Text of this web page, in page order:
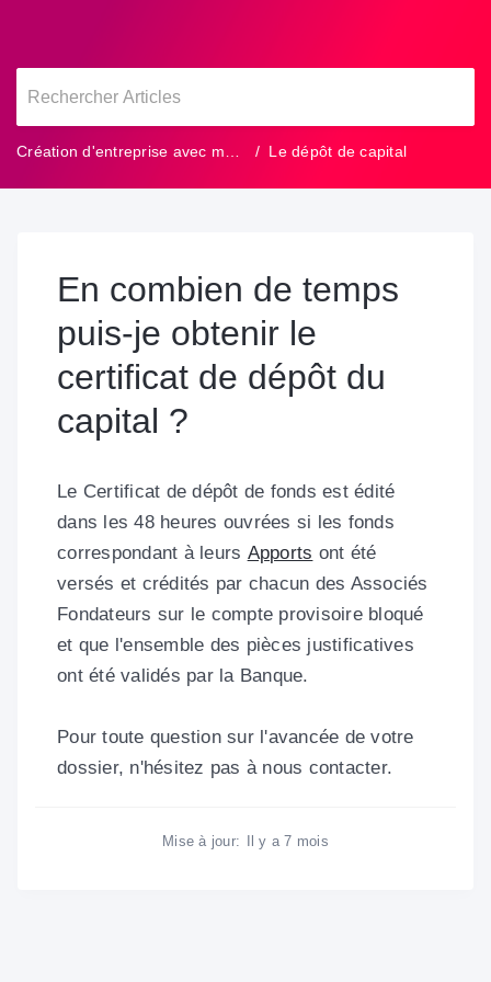
Le dépôt de capital
En combien de temps
puis-je obtenir le
certificat de dépôt du
capital ?
Le Certificat de dépôt de fonds est édité
dans les 48 heures ouvrées si les fonds
correspondant à leurs Apports ont été
versés et crédités par chacun des Associés
Fondateurs sur le compte provisoire bloqué
et que l'ensemble des pièces justificatives
ont étévalidés par la Banque.
Pour toute question sur l'avancée de votre
dossier, n'hésitez pas à nous contacter.
Mise à jour: Il y a 7 mois